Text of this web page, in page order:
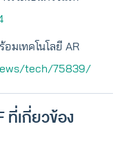
มเทคโนโลยี AR
tech/75839/
ที่เกี่ยวข้อง